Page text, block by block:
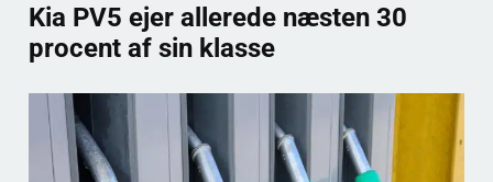
Kia PV5 ejer allerede næsten 30
procent af sin klasse